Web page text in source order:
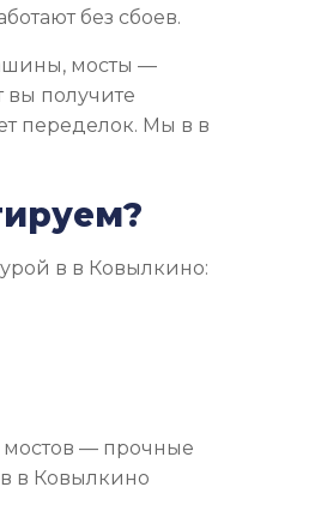
без сбоев.
мосты —
вы получите
переделок. Мы в в
в в Ковылкино:
— прочные
в Ковылкино